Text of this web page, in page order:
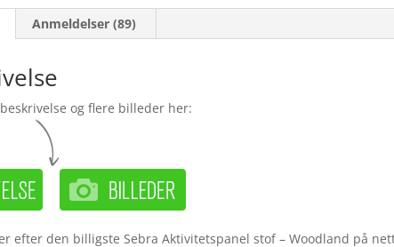
Anmeldelser (89)
og flere billeder her:
efter den billigste Sebra Aktivitetspanel stof – Woodland på